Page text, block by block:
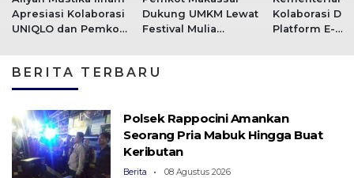
Apresiasi Kolaborasi
UNIQLO dan Pemkot
UMKM
Dukung UMKM Lewat
Festival Mulia
Kolaborasi
Platform E-
BERITA TERBARU
Polsek Rappocini Amankan
Seorang Pria Mabuk Hingga Buat
Keributan
Berita 08 Agustus 2026